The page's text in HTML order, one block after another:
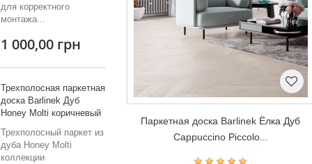
для корректного
монтажа...
1 000,00 грн
Трехполосная паркетная
доска Barlinek Дуб
Honey Molti коричневый
Трехполосный паркет из
дуба Honey Molti
коллекции
Паркетная доска Barlinek Ёлка Дуб
Cappuccino Piccolo...